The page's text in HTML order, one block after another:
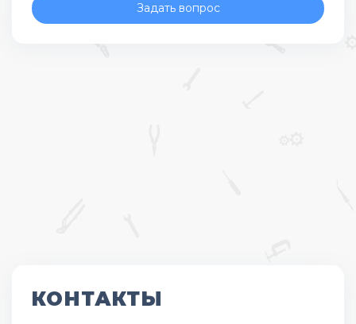
Задать вопрос
КОНТАКТЫ